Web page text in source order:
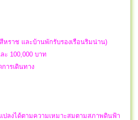
ราช และบ้านพักรับรองเรือนริมน่าน)
ะ 100,000 บาท
ารเดินทาง
ปลงได้ตามความเหมาะสมตามสภาพดินฟ้า